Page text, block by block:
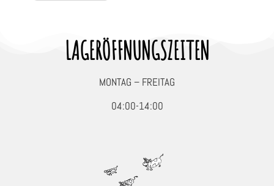
LAGERÖFFNUNGSZEITEN
MONTAG – FREITAG
04:00-14:00